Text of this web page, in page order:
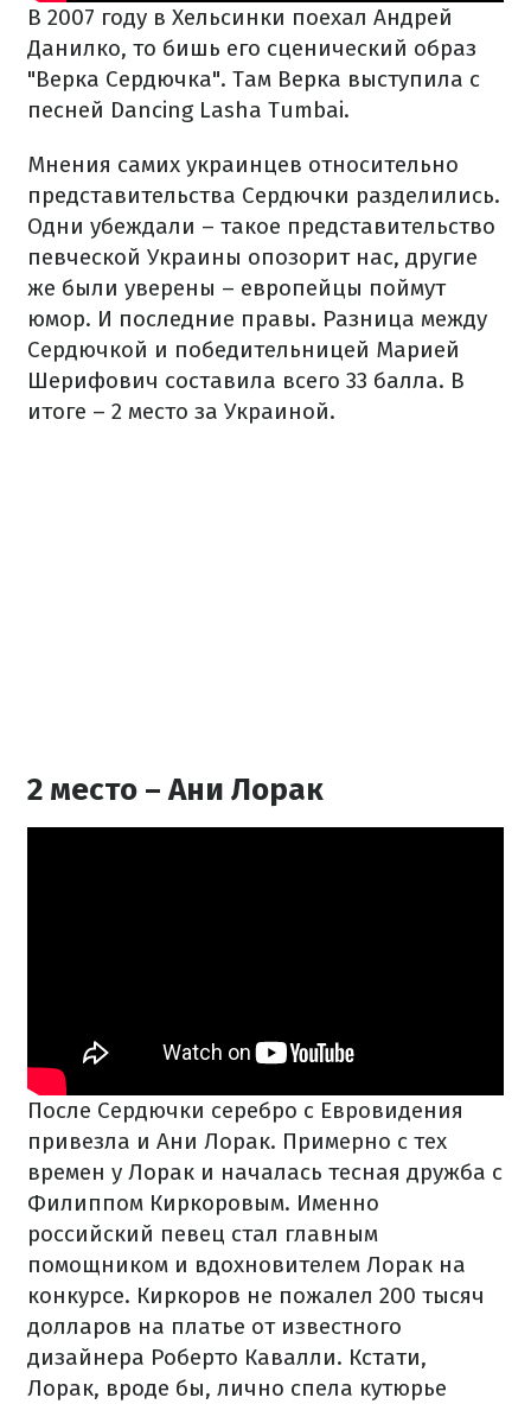
В 2007 году в Хельсинки поехал Андрей
Данилко, то бишь его сценический образ
"Верка Сердючка". Там Верка выступила с
песней Dancing Lasha Tumbai.
Мнения самих украинцев относительно
представительства Сердючки разделились.
Одни убеждали – такое представительство
певческой Украины опозорит нас, другие
же были уверены – европейцы поймут
юмор. И последние правы. Разница между
Сердючкой и победительницей Марией
Шерифович составила всего 33 балла. В
итоге – 2 место за Украиной.
2 место – Ани Лорак
После Сердючки серебро с Евровидения
привезла и Ани Лорак. Примерно с тех
времен у Лорак и началась тесная дружба с
Филиппом Киркоровым. Именно
российский певец стал главным
помощником и вдохновителем Лорак на
конкурсе. Киркоров не пожалел 200 тысяч
долларов на платье от известного
дизайнера Роберто Кавалли. Кстати,
Лорак, вроде бы, лично спела кутюрье